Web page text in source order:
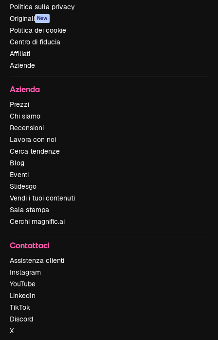
Politica sulla privacy
Originali New
Politica dei cookie
Centro di fiducia
Affiliati
Aziende
Azienda
Prezzi
Chi siamo
Recensioni
Lavora con noi
Cerca tendenze
Blog
Eventi
Slidesgo
Vendi i tuoi contenuti
Sala stampa
Cerchi magnific.ai
Contattaci
Assistenza clienti
Instagram
YouTube
LinkedIn
TikTok
Discord
X